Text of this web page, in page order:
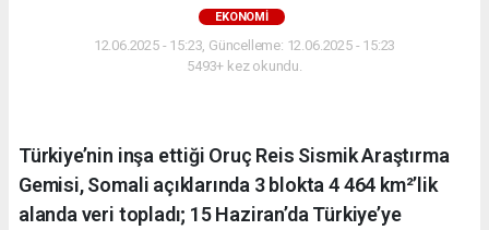
EKONOMI
12.06.2025 - 15:23, Güncelleme: 12.06.2025 - 15:23
5493+ kez okundu.
Türkiye’nin inşa ettiği Oruç Reis Sismik Araştırma
Gemisi, Somali açıklarında 3 blokta 4 464 km²’lik
alanda veri topladı; 15 Haziran’da Türkiye’ye